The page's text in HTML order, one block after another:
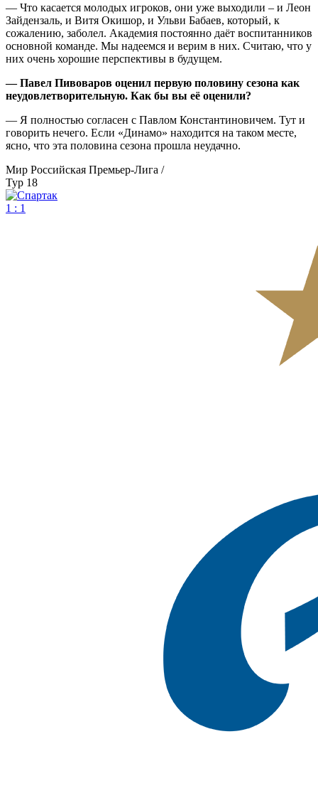
— Что касается молодых игроков, они уже выходили – и Леон
Зайдензаль, и Витя Окишор, и Ульви Бабаев, который, к
сожалению, заболел. Академия постоянно даёт воспитанников
основной команде. Мы надеемся и верим в них. Считаю, что у
них очень хорошие перспективы в будущем.
— Павел Пивоваров оценил первую половину сезона как
неудовлетворительную. Как бы вы её оценили?
— Я полностью согласен с Павлом Константиновичем. Тут и
говорить нечего. Если «Динамо» находится на таком месте,
ясно, что эта половина сезона прошла неудачно.
Мир Российская Премьер-Лига /
Тур 18
1 : 1